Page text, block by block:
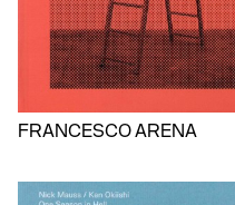
FRANCESCO ARENA